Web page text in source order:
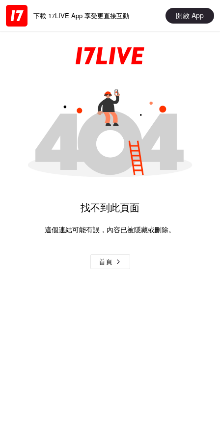
下載 17LIVE App 享受更直接互動 開啟 App
找不到此頁面
這個連結可能有誤，內容已被隱藏或刪除。
首頁